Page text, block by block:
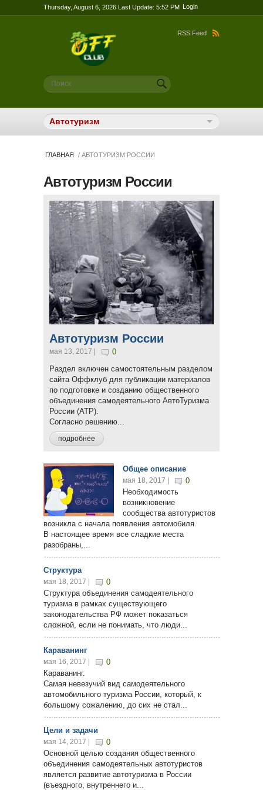
Thursday, August 6, 2026 Last Update: 5:52 PM Login
RSS Feed
Форма поиска
Поиск
ГЛАВНАЯ / АВТОТУРИЗМ РОССИИ
Автотуризм России
Автотуризм России
мая 13, 2017 |
0
Раздел включен самостоятельным разделом
сайта Оффклуб для публикации материалов
по подготовке и созданию общественного
объединения самодеятельного АвтоТуризма
России (АТР).
Согласно решению...
подробнее
Общее описание
мая 18, 2017 |
0
Необходимость
возникновение
сообщества автотуристов
возникла с начала появления автомобиля.
В настоящее время все сладкие места
разобраны,...
Структура
мая 18, 2017 |
0
Структура объединения самодеятельного
туризма в рамках существующего
законодательства РФ может показаться
сложной, если не понимать, что люди...
Караванинг
мая 16, 2017 |
0
Караванинг.
Самая невезучий вид самодеятельного
автомобильного туризма России, который, к
большому сожалению, до сих не стал...
Цели и задачи
мая 14, 2017 |
0
Основной целью создания общественного
объединения самодеятельных автотуристов
является развитие автотуризма в России
(въездного, внутреннего и...